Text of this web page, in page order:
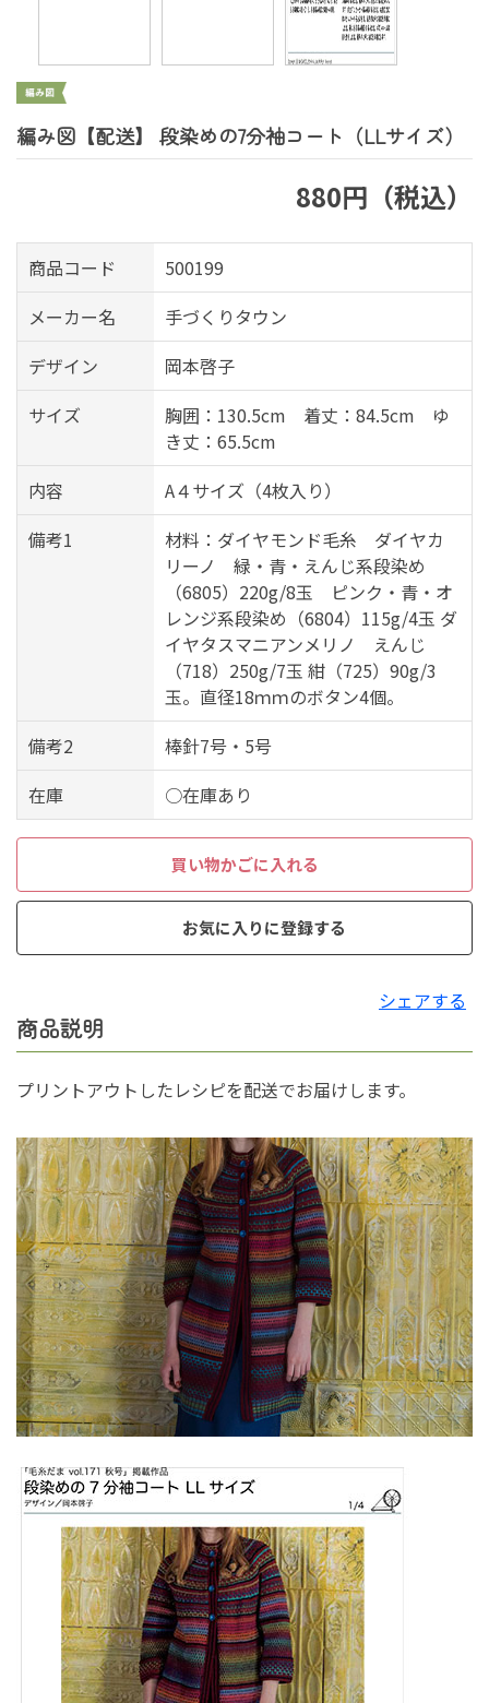
編み図【配送】 段染めの7分袖コート（LLサイズ）
880円（税込）
商品コード
500199
メーカー名
手づくりタウン
デザイン
岡本啓子
サイズ
胸囲：130.5cm 着丈：84.5cm ゆ
き丈：65.5cm
内容
A４サイズ（4枚入り）
備考1
材料：ダイヤモンド毛糸 ダイヤカ
リーノ 緑・青・えんじ系段染め
（6805）220g/8玉 ピンク・青・オ
レンジ系段染め（6804）115g/4玉 ダ
イヤタスマニアンメリノ えんじ
（718）250g/7玉 紺（725）90g/3
玉。直径18ｍｍのボタン4個。
備考2
棒針7号・5号
在庫
○在庫あり
買い物かごに入れる
お気に入りに登録する
シェアする
商品説明
プリントアウトしたレシピを配送でお届けします。